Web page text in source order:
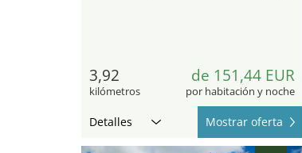
3,92
kilómetros
de 151,44 EUR
por habitación y noche
Detalles Mostrar oferta